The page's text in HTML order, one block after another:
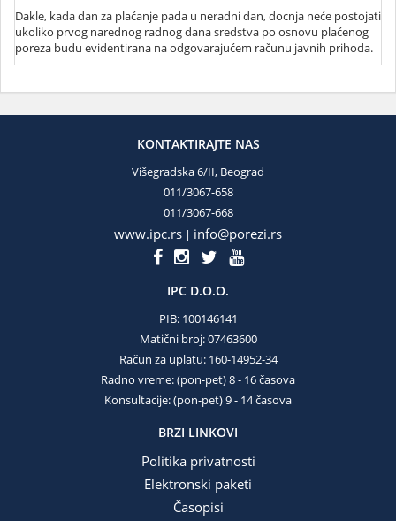
Dakle, kada dan za plaćanje pada u neradni dan, docnja neće postojati
ukoliko prvog narednog radnog dana sredstva po osnovu plaćenog
poreza budu evidentirana na odgovarajućem računu javnih prihoda.
KONTAKTIRAJTE NAS
Višegradska 6/II, Beograd
011/3067-658
011/3067-668
www.ipc.rs | info@porezi.rs
IPC D.O.O.
PIB: 100146141
Matični broj: 07463600
Račun za uplatu: 160-14952-34
Radno vreme: (pon-pet) 8 - 16 časova
Konsultacije: (pon-pet) 9 - 14 časova
BRZI LINKOVI
Politika privatnosti
Elektronski paketi
Časopisi